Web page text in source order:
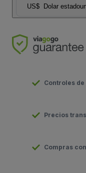
US$ Dolar
Controles
Precios
Compras